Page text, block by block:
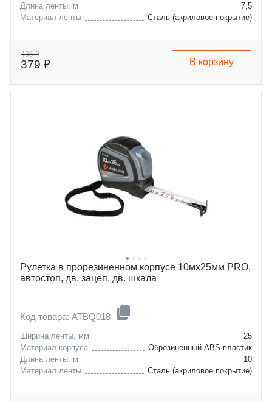
Длина ленты, м
7,5
Материал ленты
Сталь (акриловое покрытие)
435 ₽
379 ₽ В корзину
Рулетка в прорезиненном корпусе 10мх25мм PRO,
автостоп, дв. зацеп, дв. шкала
Код товара: ATBQ018
Ширина ленты, мм
25
Материал корпуса
Обрезиненный ABS-пластик
Длина ленты, м
10
Материал ленты
Сталь (акриловое покрытие)